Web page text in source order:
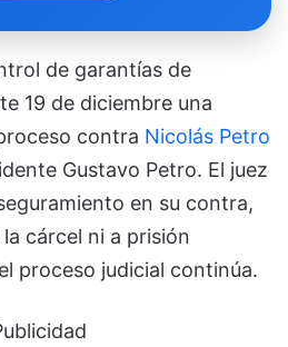
de garantías de
19 de diciembre una
contra Nicolás Petro
Gustavo Petro. El juez
en su contra,
cárcel ni a prisión
proceso judicial continúa.